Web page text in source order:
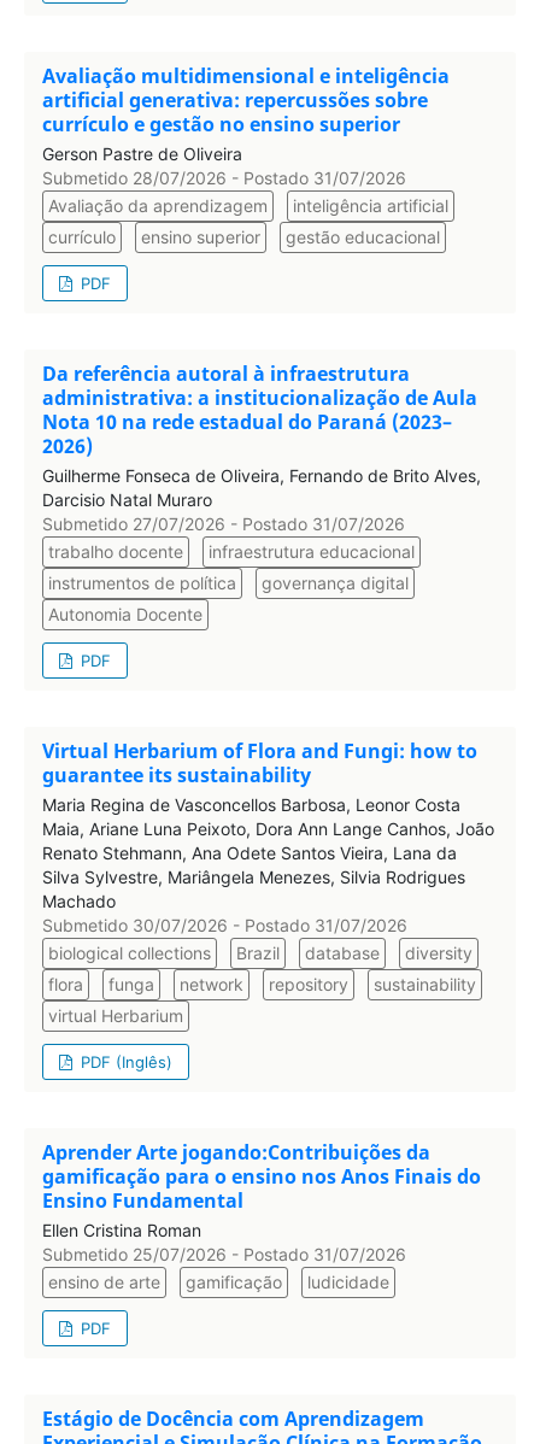
Avaliação multidimensional e inteligência
artificial generativa: repercussões sobre
currículo e gestão no ensino superior
Gerson Pastre de Oliveira
Submetido 28/07/2026 - Postado 31/07/2026
Avaliação da aprendizagem
inteligência artificial
currículo
ensino superior gestão educacional
PDF
Da referência autoral à infraestrutura
administrativa: a institucionalização de Aula
Nota 10 na rede estadual do Paraná (2023–
2026)
Guilherme Fonseca de Oliveira, Fernando de Brito Alves,
Darcisio Natal Muraro
Submetido 27/07/2026 - Postado 31/07/2026
trabalho docente
infraestrutura educacional
instrumentos de política
governança digital
Autonomia Docente
PDF
Virtual Herbarium of Flora and Fungi: how to
guarantee its sustainability
Maria Regina de Vasconcellos Barbosa, Leonor Costa
Maia, Ariane Luna Peixoto, Dora Ann Lange Canhos, João
Renato Stehmann, Ana Odete Santos Vieira, Lana da
Silva Sylvestre, Mariângela Menezes, Silvia Rodrigues
Machado
Submetido 30/07/2026 - Postado 31/07/2026
biological collections
Brazil database
diversity
flora
funga network repository
sustainability
virtual Herbarium
PDF (Inglês)
Aprender Arte jogando:Contribuições da
gamificação para o ensino nos Anos Finais do
Ensino Fundamental
Ellen Cristina Roman
Submetido 25/07/2026 - Postado 31/07/2026
ensino de arte
gamificação ludicidade
PDF
Estágio de Docência com Aprendizagem